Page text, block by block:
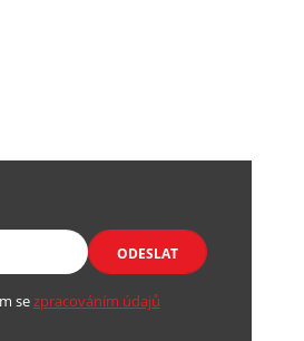
ODESLAT
sezpracováním údajů